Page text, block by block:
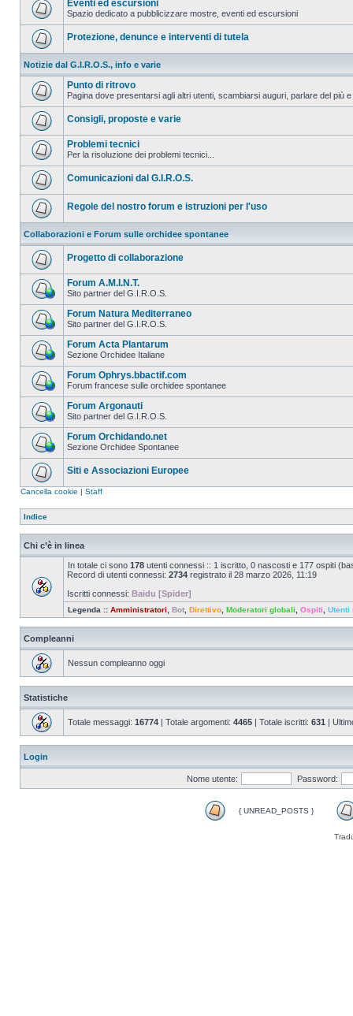
Eventi ed escursioni
Spazio dedicato a pubblicizzare mostre, eventi ed escursioni
Protezione, denunce e interventi di tutela
Notizie dal G.I.R.O.S., info e varie
Punto di ritrovo
Pagina dove presentarsi agli altri utenti, scambiarsi auguri, parlare del più
Consigli, proposte e varie
Problemi tecnici
Per la risoluzione dei problemi tecnici...
Comunicazioni dal G.I.R.O.S.
Regole del nostro forum e istruzioni per l'uso
Collaborazioni e Forum sulle orchidee spontanee
Progetto di collaborazione
Forum A.M.I.N.T.
Sito partner del G.I.R.O.S.
Forum Natura Mediterraneo
Sito partner del G.I.R.O.S.
Forum Acta Plantarum
Sezione Orchidee Italiane
Forum Ophrys.bbactif.com
Forum francese sulle orchidee spontanee
Forum Argonauti
Sito partner del G.I.R.O.S.
Forum Orchidando.net
Sezione Orchidee Spontanee
Siti e Associazioni Europee
Cancella cookie | Staff
Indice
Chi c’è in linea
In totale ci sono 178 utenti connessi :: 1 iscritto, 0 nascosti e 177 ospiti
Record di utenti connessi: 2734 registrato il 28 marzo 2026, 11:19
Iscritti connessi: Baidu [Spider]
Legenda :: Amministratori Bot Direttivo Moderatori globali Ospiti Utenti
Compleanni
Nessun compleanno oggi
Statistiche
Totale messaggi: 16774 | Totale argomenti: 4465 | Totale iscritti: 631 |
Login
Nome utente: Password:
{ UNREAD_POSTS }